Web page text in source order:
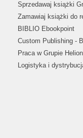
Sprzedawaj książki
Zamawiaj książki do
BIBLIO Ebookpoint
Custom Publishing -
Praca w Grupie Helion
Logistyka i